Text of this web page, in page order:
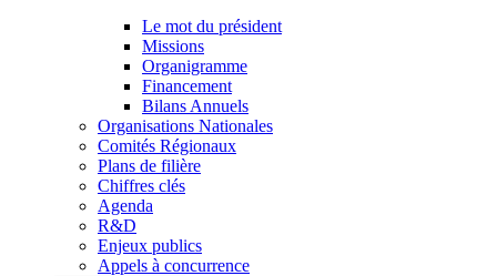
Le mot du président
Missions
Organigramme
Financement
Bilans Annuels
Organisations Nationales
Comités Régionaux
Plans de filière
Chiffres clés
Agenda
R&D
Enjeux publics
Appels à concurrence